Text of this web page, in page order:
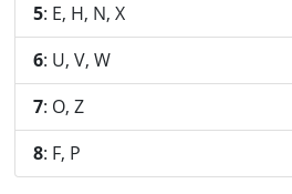
5: E, H, N, X
6: U, V, W
7: O, Z
8: F, P